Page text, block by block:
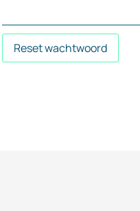
Reset wachtwoord